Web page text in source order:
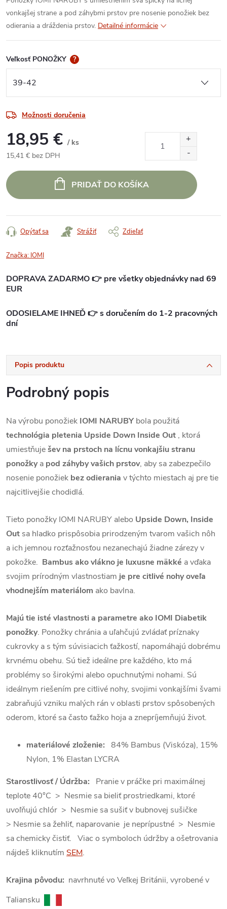
vonkajšej strane a pod záhybmi prstov pre nosenie ponožiek bez
odierania a dráždenia prstov. Detailné informácie
Veľkosť PONOŽKY ?
Možnosti doručenia
18,95 € / ks
15,41 € bez DPH
cena:
PRIDAŤ DO KOŠÍKA
Opýtať sa Strážiť Zdieľať
Značka: IOMI
DOPRAVA ZADARMO 👉 pre všetky objednávky nad 69
EUR
ODOSIELAME IHNEĎ 👉 s doručením do 1-2 pracovných
dní
Popis produktu
Podrobný popis
Na výrobu ponožiek IOMI NARUBYbola použitá
technológia pletenia Upside Down Inside Out , ktorá
umiestňuješev na prstoch na lícnu vonkajšiu stranu
ponožkya pod záhyby vašich prstov, aby sa zabezpečilo
nosenie ponožiek bez odierania v týchto miestach aj pre tie
najcitlivejšie chodidlá.
Tieto ponožky IOMI NARUBY alebo Upside Down, Inside
Out sa hladko prispôsobia prirodzeným tvarom vašich nôh
a ich jemnou rozťažnosťou nezanechajú žiadne zárezy v
pokožke. Bambus ako vlákno je luxusne mäkké a vďaka
svojim prírodným vlastnostiam je pre citlivé nohy oveľa
vhodnejším materiálom ako bavlna.
Majú tie isté vlastnosti a parametre ako IOMI Diabetik
ponožky. Ponožky chránia a uľahčujú zvládať príznaky
cukrovky a s tým súvisiacich ťažkostí, napomáhajú dobrému
krvnému obehu. Sú tiež ideálne pre každého, kto má
problémy so širokými alebo opuchnutými nohami. Sú
ideálnym riešením pre citlivé nohy, svojimi vonkajšími švami
zabraňujú vzniku malých rán v oblasti prstov spôsobených
oderom, ktoré sa často ťažko hoja a znepríjemňujú život.
materiálové zloženie: 84% Bambus (Viskóza), 15%
Nylon, 1% Elastan LYCRA
Starostlivosť / Údržba: Pranie v práčke pri maximálnej
teplote 40°C > Nesmie sa bieliť prostriedkami, ktoré
uvoľňujú chlór > Nesmie sa sušiť v bubnovej sušičke
> Nesmie sa žehliť, naparovanie je neprípustné > Nesmie
sa chemicky čistiť. Viac o symboloch údržby a ošetrovania
nájdeš kliknutím SEM.
Krajina pôvodu: navrhnuté vo Veľkej Británii, vyrobené v
Taliansku